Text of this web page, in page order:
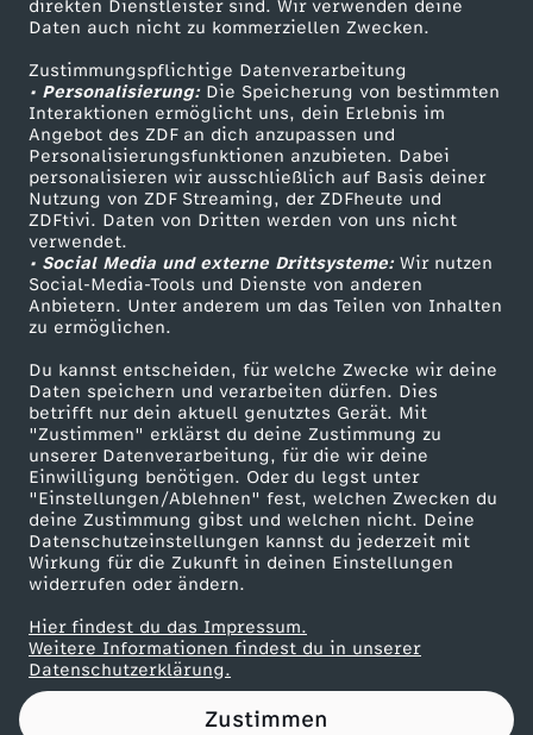
direkten Dienstleister sind. Wir verwenden deine
Daten auch nicht zu kommerziellen Zwecken.
Zustimmungspflichtige Datenverarbeitung
• Personalisierung:Die Speicherung von bestimmten
Interaktionen ermöglicht uns, dein Erlebnis im
Angebot des ZDF an dich anzupassen und
Personalisierungsfunktionen anzubieten. Dabei
personalisieren wir ausschließlich auf Basis deiner
Nutzung von ZDF Streaming, der ZDFheute und
ZDFtivi. Daten von Dritten werden von uns nicht
verwendet.
• Social Media und externe Drittsysteme:Wir nutzen
Social-Media-Tools und Dienste von anderen
Anbietern. Unter anderem um das Teilen von Inhalten
zu ermöglichen.
Du kannst entscheiden, für welche Zwecke wir deine
Daten speichern und verarbeiten dürfen. Dies
betrifft nur dein aktuell genutztes Gerät. Mit
"Zustimmen" erklärst du deine Zustimmung zu
unserer Datenverarbeitung, für die wir deine
Einwilligung benötigen. Oder du legst unter
"Einstellungen/Ablehnen" fest, welchen Zwecken du
deine Zustimmung gibst und welchen nicht. Deine
Datenschutzeinstellungen kannst du jederzeit mit
Wirkung für die Zukunft in deinen Einstellungen
widerrufen oder ändern.
Hier findest du das Impressum.
Weitere Informationen findest du in unserer
Datenschutzerklärung.
Zustimmen
a
n
f
a
n
g
i
n
B
o
t
s
ZDFtext
Livestreams
Sendungen A-Z
TV-Programm
Tickets
Zuschauerservice
Hilfe
ZDF Unternehmen
Karriere
ZDF goes Schule
Werbefernsehen
Mainzelmännchen
Partner